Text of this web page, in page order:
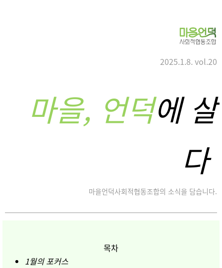
2025.1.8. vol.20
마을, 언덕에 살
다
마을언덕사회적협동조합의 소식을 담습니다.
목차
1월의 포커스